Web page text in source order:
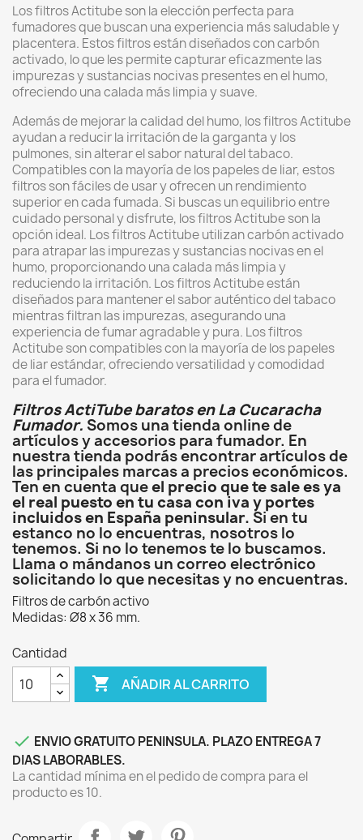
Los filtros Actitube son la elección perfecta para
fumadores que buscan una experiencia más saludable y
placentera. Estos filtros están diseñados con carbón
activado, lo que les permite capturar eficazmente las
impurezas y sustancias nocivas presentes en el humo,
ofreciendo una calada más limpia y suave.
Además de mejorar la calidad del humo, los filtros Actitube
ayudan a reducir la irritación de la garganta y los
pulmones, sin alterar el sabor natural del tabaco.
Compatibles con la mayoría de los papeles de liar, estos
filtros son fáciles de usar y ofrecen un rendimiento
superior en cada fumada. Si buscas un equilibrio entre
cuidado personal y disfrute, los filtros Actitube son la
opción ideal. Los filtros Actitube utilizan carbón activado
para atrapar las impurezas y sustancias nocivas en el
humo, proporcionando una calada más limpia y
reduciendo la irritación. Los filtros Actitube están
diseñados para mantener el sabor auténtico del tabaco
mientras filtran las impurezas, asegurando una
experiencia de fumar agradable y pura. Los filtros
Actitube son compatibles con la mayoría de los papeles
de liar estándar, ofreciendo versatilidad y comodidad
para el fumador.
Filtros ActiTube baratos en La Cucaracha
Fumador. Somos una tienda online de
artículos y accesorios para fumador. En
nuestra tienda podrás encontrar artículos de
las principales marcas a precios económicos.
Ten en cuenta queel precio que te sale es ya
el real puesto en tu casa con iva y portes
incluidos en España peninsular. Si en tu
estanco no lo encuentras, nosotros lo
tenemos. Si no lo tenemos te lo buscamos.
Llama o mándanos un correo electrónico
solicitando lo que necesitas y no encuentras.
Filtros de carbón activo
Medidas: Ø8 x 36 mm.
Cantidad
 AÑADIR AL CARRITO
 ENVIO GRATUITO PENINSULA. PLAZO ENTREGA 7
DIAS LABORABLES.
La cantidad mínima en el pedido de compra para el
producto es 10.